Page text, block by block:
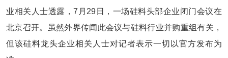
业相关人士透露，7月29日，一场硅料头部企业闭门会议在
北京召开。虽然外界传闻此会议与硅料行业并购重组有关，
但该硅料龙头企业相关人士对记者表示一切以官方发布为